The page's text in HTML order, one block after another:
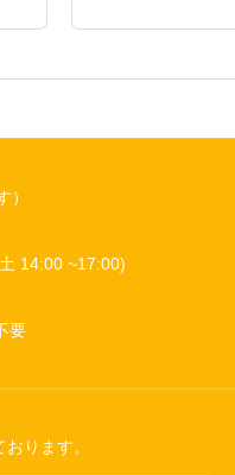
14:00 ~17:00)
要
ります。